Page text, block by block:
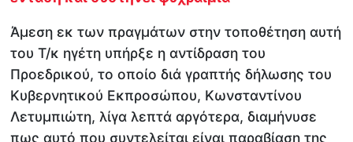
Άμεση εκ των πραγμάτων στην τοποθέτηση αυτή
του Τ/κ ηγέτη υπήρξε η αντίδραση του
Προεδρικού, το οποίο διά γραπτής δήλωσης του
Κυβερνητικού Εκπροσώπου, Κωνσταντίνου
Λετυμπιώτη, λίγα λεπτά αργότερα, διαμήνυσε
πως αυτό που συντελείται είναι παραβίαση της